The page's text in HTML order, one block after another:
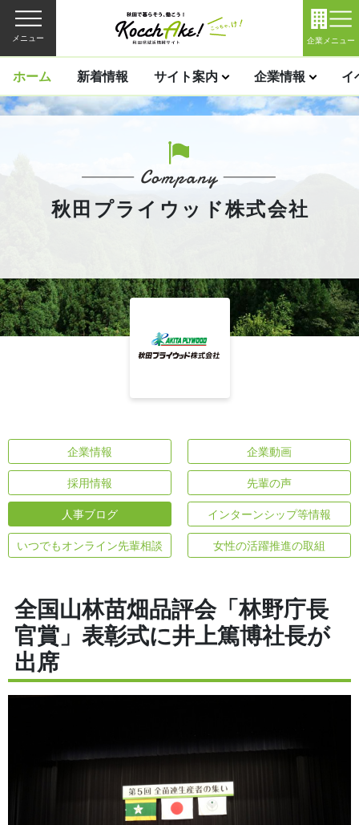
メニュー 企業メニュー
ホーム 新着情報 サイト案内 企業情報 イ
秋田プライウッド株式会社
企業情報 企業動画
採用情報 先輩の声
人事ブログ インターンシップ等情報
いつでもオンライン先輩相談 女性の活躍推進の取組
全国山林苗畑品評会「林野庁長
官賞」表彰式に井上篤博社長が
出席